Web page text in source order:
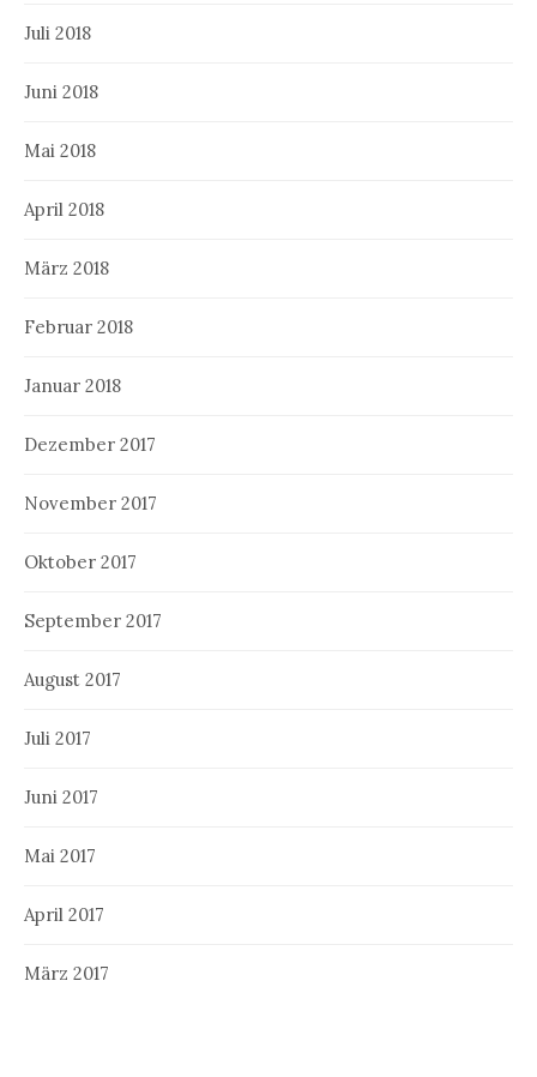
Juli 2018
Juni 2018
Mai 2018
April 2018
März 2018
Februar 2018
Januar 2018
Dezember 2017
November 2017
Oktober 2017
September 2017
August 2017
Juli 2017
Juni 2017
Mai 2017
April 2017
März 2017